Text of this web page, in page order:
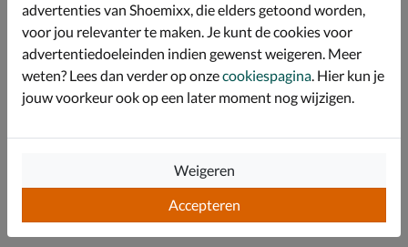
Specificaties
Over Gabor
Bekijk meer
Enkellaarsjes
advertenties van Shoemixx, die elders getoond worden,
voor jou relevanter te maken. Je kunt de cookies voor
advertentiedoeleinden indien gewenst weigeren. Meer
weten? Lees dan verder op onzecookiespagina. Hier kun je
jouw voorkeur ook op een later moment nog wijzigen.
Accepteren
Weigeren